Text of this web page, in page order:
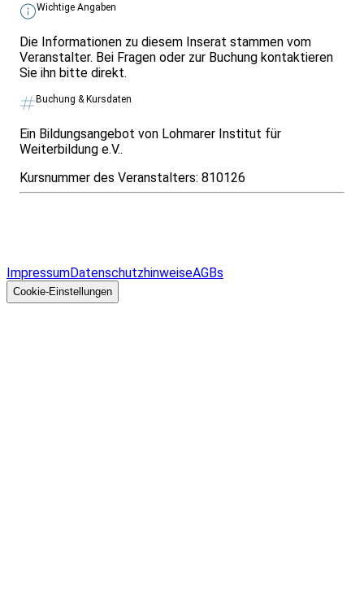
Wichtige Angaben
Die Informationen zu diesem Inserat stammen vom
Veranstalter. Bei Fragen oder zur Buchung kontaktieren
Sie ihn bitte direkt.
Buchung & Kursdaten
Ein Bildungsangebot von Lohmarer Institut für
Weiterbildung e.V..
Kursnummer des Veranstalters: 810126
ImpressumDatenschutzhinweiseAGBs
Cookie-Einstellungen